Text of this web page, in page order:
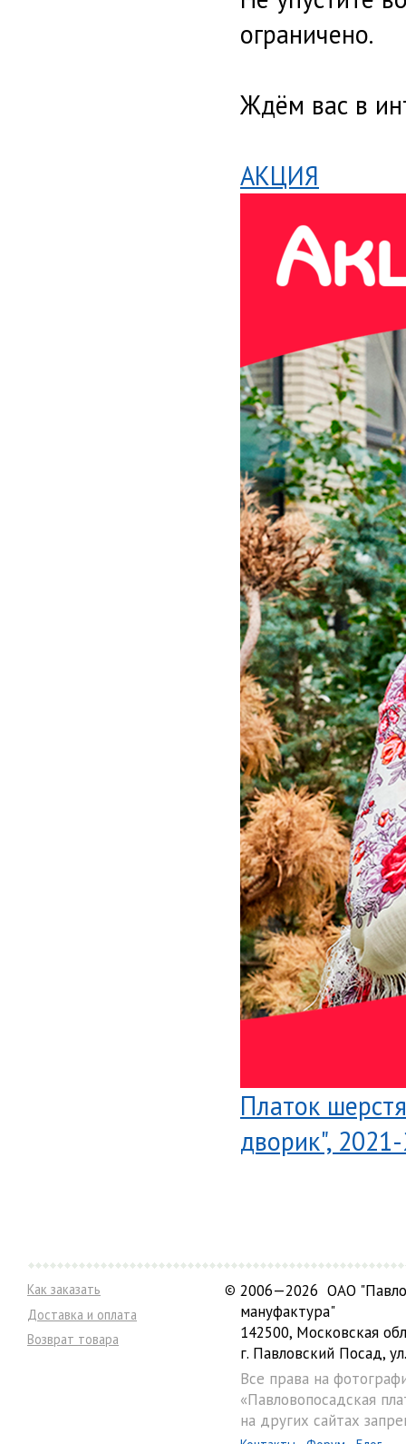
ограничено.
Ждём вас в
АКЦИЯ
Платок
дворик",
Как заказать
Доставка и оплата
Возврат товара
© 2006—2026 ОАО
мануфактура"
142500, Московская
г. Павловский Посад,
Все права на
«Павловопосадская
на других сайтах